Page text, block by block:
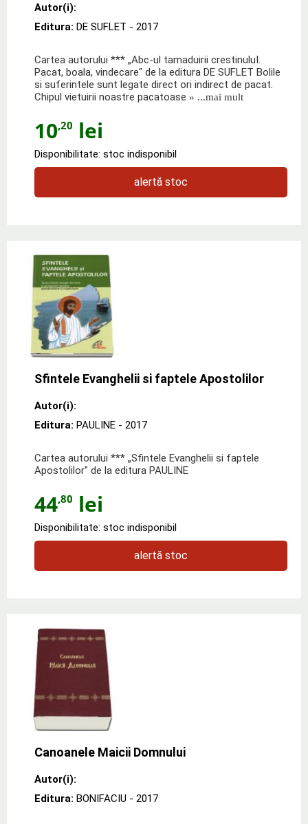
Autor(i):
Editura: DE SUFLET - 2017
Cartea autorului *** „Abc-ul tamaduirii crestinuluI.
Pacat, boala, vindecare" de la editura DE SUFLET Bolile
si suferintele sunt legate direct ori indirect de pacat.
Chipul vietuirii noastre pacatoase » ...mai mult
10,20 lei
Disponibilitate: stoc indisponibil
alertă stoc
Sfintele Evanghelii si faptele Apostolilor
Autor(i):
Editura: PAULINE - 2017
Cartea autorului *** „Sfintele Evanghelii si faptele
Apostolilor" de la editura PAULINE
44,80 lei
Disponibilitate: stoc indisponibil
alertă stoc
Canoanele Maicii Domnului
Autor(i):
Editura: BONIFACIU - 2017